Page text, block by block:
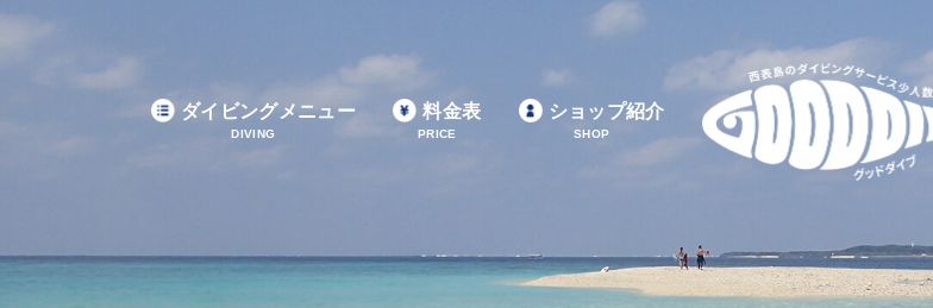
ダイビングメニュー
DIVING
料金表
PRICE
ショップ紹介
SHOP